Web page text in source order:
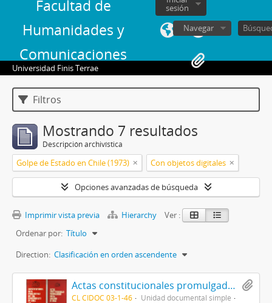
Facultad de
Humanidades y
Comunicaciones
sesión
Navegar
Universidad Finis Terrae
Filtros
Mostrando 7 resultados
Descripción archivística
Golpe de Estado en Chile (1973) Con objetos digitales
Opciones avanzadas de búsqueda
Imprimir vista previa Hierarchy
Ver :
Ordenar por: Título
Direction: Clasificación en orden ascendente
Actas constitucionales promulgadas por el Gobierno de Chile
CL CIDOC 03-1-46
Unidad documental simple